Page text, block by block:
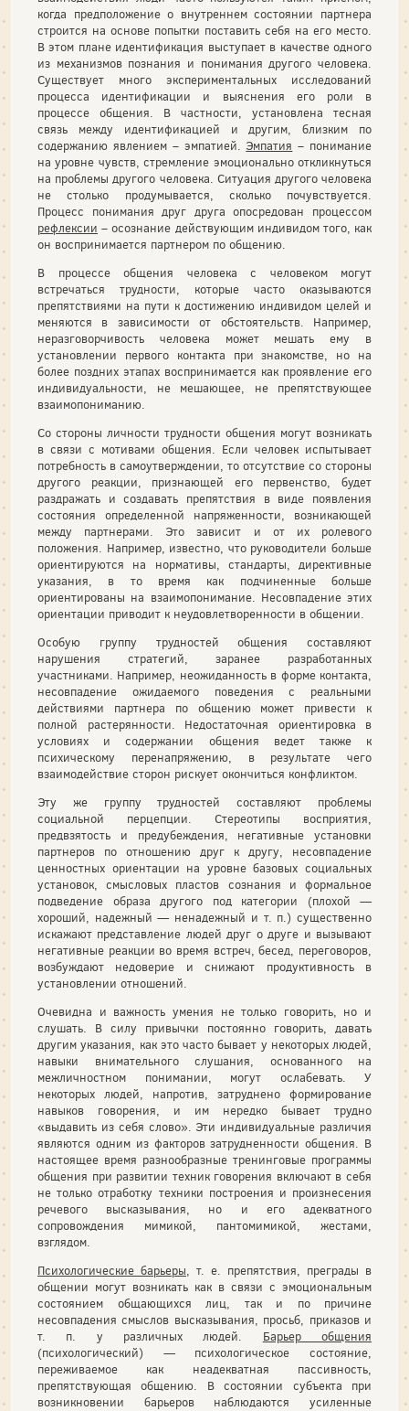
когда предположение о внутреннем состоянии партнера
строится на основе попытки поставить себя на его место.
В этом плане идентификация выступает в качестве одного
из механизмов познания и понимания другого человека.
Существует много экспериментальных исследований
процесса идентификации и выяснения его роли в
процессе общения. В частности, установлена тесная
связь между идентификацией и другим, близким по
содержанию явлением – эмпатией. Эмпатия – понимание
на уровне чувств, стремление эмоционально откликнуться
на проблемы другого человека. Ситуация другого человека
не столько продумывается, сколько почувствуется.
Процесс понимания друг друга опосредован процессом
рефлексии – осознание действующим индивидом того, как
он воспринимается партнером по общению.
В процессе общения человека с человеком могут
встречаться трудности, которые часто оказываются
препятствиями на пути к достижению индивидом целей и
меняются в зависимости от обстоятельств. Например,
неразговорчивость человека может мешать ему в
установлении первого контакта при знакомстве, но на
более поздних этапах воспринимается как проявление его
индивидуальности, не мешающее, не препятствующее
взаимопониманию.
Со стороны личности трудности общения могут возникать
в связи с мотивами общения. Если человек испытывает
потребность в самоутверждении, то отсутствие со стороны
другого реакции, признающей его первенство, будет
раздражать и создавать препятствия в виде появления
состояния определенной напряженности, возникающей
между партнерами. Это зависит и от их ролевого
положения. Например, известно, что руководители больше
ориентируются на нормативы, стандарты, директивные
указания, в то время как подчиненные больше
ориентированы на взаимопонимание. Несовпадение этих
ориентации приводит к неудовлетворенности в общении.
Особую группу трудностей общения составляют
нарушения стратегий, заранее разработанных
участниками. Например, неожиданность в форме контакта,
несовпадение ожидаемого поведения с реальными
действиями партнера по общению может привести к
полной растерянности. Недостаточная ориентировка в
условиях и содержании общения ведет также к
психическому перенапряжению, в результате чего
взаимодействие сторон рискует окончиться конфликтом.
Эту же группу трудностей составляют проблемы
социальной перцепции. Стереотипы восприятия,
предвзятость и предубеждения, негативные установки
партнеров по отношению друг к другу, несовпадение
ценностных ориентации на уровне базовых социальных
установок, смысловых пластов сознания и формальное
подведение образа другого под категории (плохой —
хороший, надежный — ненадежный и т. п.) существенно
искажают представление людей друг о друге и вызывают
негативные реакции во время встреч, бесед, переговоров,
возбуждают недоверие и снижают продуктивность в
установлении отношений.
Очевидна и важность умения не только говорить, но и
слушать. В силу привычки постоянно говорить, давать
другим указания, как это часто бывает у некоторых людей,
навыки внимательного слушания, основанного на
межличностном понимании, могут ослабевать. У
некоторых людей, напротив, затруднено формирование
навыков говорения, и им нередко бывает трудно
«выдавить из себя слово». Эти индивидуальные различия
являются одним из факторов затрудненности общения. В
настоящее время разнообразные тренинговые программы
общения при развитии техник говорения включают в себя
не только отработку техники построения и произнесения
речевого высказывания, но и его адекватного
сопровождения мимикой, пантомимикой, жестами,
взглядом.
Психологические барьеры, т. е. препятствия, преграды в
общении могут возникать как в связи с эмоциональным
состоянием общающихся лиц, так и по причине
несовпадения смыслов высказывания, просьб, приказов и
т. п. у различных людей. Барьер общения
(психологический) — психологическое состояние,
переживаемое как неадекватная пассивность,
препятствующая общению. В состоянии субъекта при
возникновении барьеров наблюдаются усиленные